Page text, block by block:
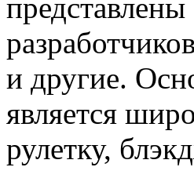
и другие.
является
рулетку,